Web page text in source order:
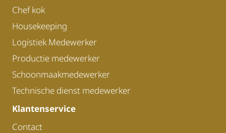
Chef kok
Housekeeping
Logistiek Medewerker
Productie medewerker
Schoonmaakmedewerker
Technische dienst medewerker
Klantenservice
Contact